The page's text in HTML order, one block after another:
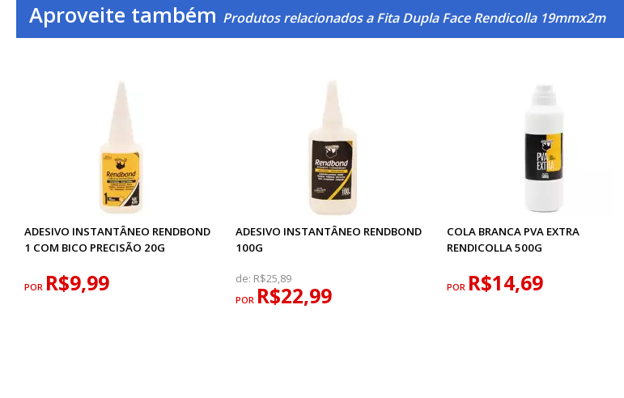
Aproveite também Produtos relacionados a Fita Dupla Face Rendicolla 19mmx2m
ADESIVO INSTANTÂNEO RENDBOND
1 COM BICO PRECISÃO 20G
POR R$9,99
ADESIVO INSTANTÂNEO RENDBOND
100G
de: R$25,89
POR R$22,99
COLA BRANCA PVA EXTRA
RENDICOLLA 500G
POR R$14,69